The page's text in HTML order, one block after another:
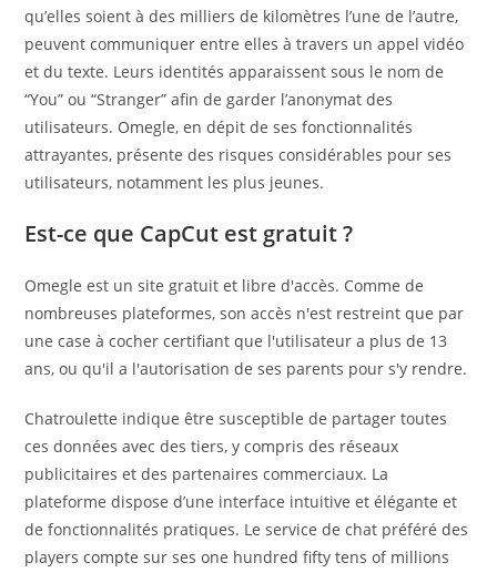
qu’elles soient à des milliers de kilomètres l’une de l’autre,
peuvent communiquer entre elles à travers un appel vidéo
et du texte. Leurs identités apparaissent sous le nom de
“You” ou “Stranger” afin de garder l’anonymat des
utilisateurs. Omegle, en dépit de ses fonctionnalités
attrayantes, présente des risques considérables pour ses
utilisateurs, notamment les plus jeunes.
Est-ce que CapCut est gratuit ?
Omegle est un site gratuit et libre d'accès. Comme de
nombreuses plateformes, son accès n'est restreint que par
une case à cocher certifiant que l'utilisateur a plus de 13
ans, ou qu'il a l'autorisation de ses parents pour s'y rendre.
Chatroulette indique être susceptible de partager toutes
ces données avec des tiers, y compris des réseaux
publicitaires et des partenaires commerciaux. La
plateforme dispose d’une interface intuitive et élégante et
de fonctionnalités pratiques. Le service de chat préféré des
players compte sur ses one hundred fifty tens of millions